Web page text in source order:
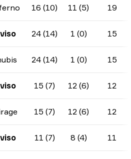
16 (10) 11 (5) 19
24 (14) 1 (0) 15
24 (14) 1 (0) 15
15 (7) 12 (6) 12
15 (7) 12 (6) 12
11 (7) 8 (4) 11